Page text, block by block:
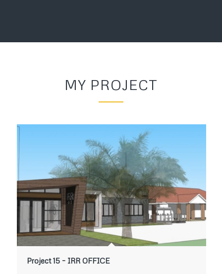
MY PROJECT
Project 15 – IRR OFFICE